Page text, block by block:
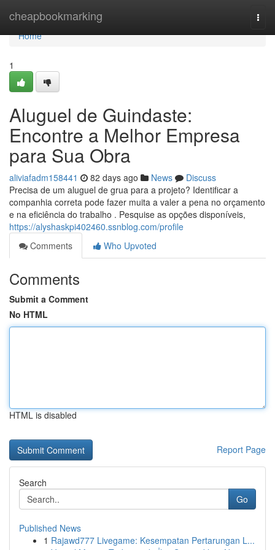
cheapbookmarking
Home
Home
1
Aluguel de Guindaste:
Encontre a Melhor Empresa
para Sua Obra
aliviafadm158441 82 days ago News
Discuss
Precisa de um aluguel de grua para a projeto? Identificar a
companhia correta pode fazer muita a valer a pena no orçamento
e na eficiência do trabalho . Pesquise as opções disponíveis,
https://alyshaskpi402460.ssnblog.com/profile
Comments
Who Upvoted
Comments
Submit a Comment
No HTML
HTML is disabled
Report Page
Search
Go
Published News
1 Rajawd777 Livegame: Kesempatan Pertarungan L...